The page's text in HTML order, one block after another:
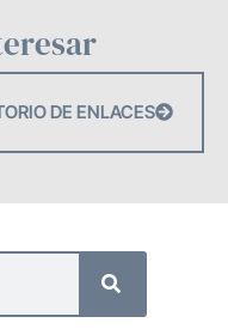
DE ENLACES